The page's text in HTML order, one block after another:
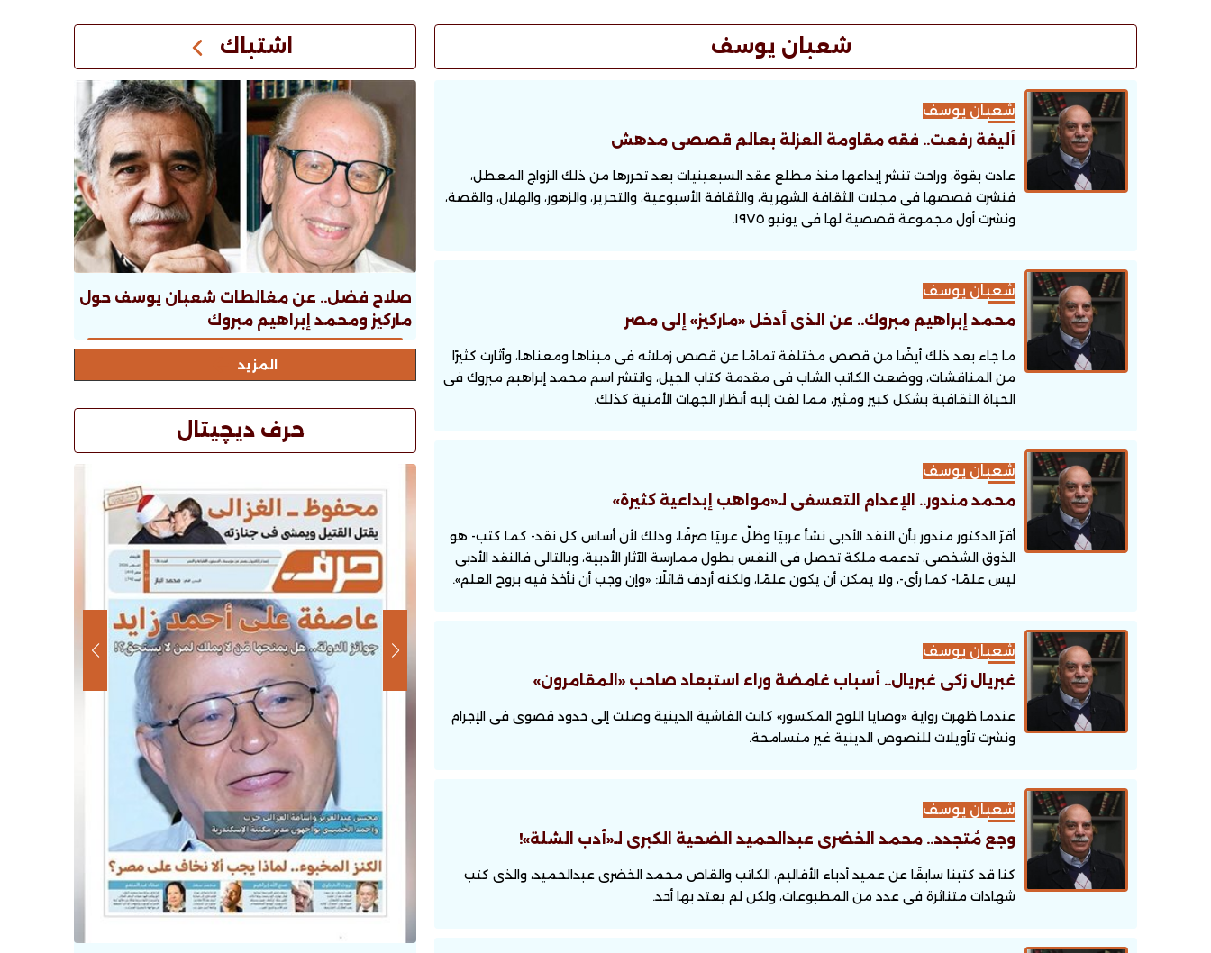
شعبان يوسف
شعبان يوسف
أليفة رفعت.. فقه مقاومة العزلة بعالم قصصى مدهش
عادت بقوة، وراحت تنشر إبداعها منذ مطلع عقد السبعينيات بعد تحررها من ذلك الزواج المعطل،
فنشرت قصصها فى مجلات الثقافة الشهرية، والثقافة الأسبوعية، والتحرير، والزهور، والهلال، والقصة،
ونشرت أول مجموعة قصصية لها فى يونيو ١٩٧٥.
شعبان يوسف
محمد إبراهيم مبروك.. عن الذى أدخل «ماركيز» إلى مصر
ما جاء بعد ذلك أيضًا من قصص مختلفة تمامًا عن قصص زملائه فى مبناها ومعناها، وأثارت كثيرًا
من المناقشات، ووضعت الكاتب الشاب فى مقدمة كتاب الجيل، وانتشر اسم محمد إبراهبم مبروك فى
الحياة الثقافية بشكل كبير ومثير، مما لفت إليه أنظار الجهات الأمنية كذلك.
شعبان يوسف
محمد مندور.. الإعدام التعسفى لـ«مواهب إبداعية كثيرة»
أقرّ الدكتور مندور بأن النقد الأدبى نشأ عربيًا وظلّ عربيًا صرفًا، وذلك لأن أساس كل نقد- كما كتب- هو
الذوق الشخصى، تدعمه ملكة تحصل فى النفس بطول ممارسة الآثار الأدبية، وبالتالى فالنقد الأدبى
ليس علمًا- كما رأى-، ولا يمكن أن يكون علمًا، ولكنه أردف قائلًا: «وإن وجب أن نأخذ فيه بروح العلم».
شعبان يوسف
غبريال زكى غبريال.. أسباب غامضة وراء استبعاد صاحب «المقامرون»
عندما ظهرت رواية «وصايا اللوح المكسور» كانت الفاشية الدينية وصلت إلى حدود قصوى فى الإجرام
ونشرت تأويلات للنصوص الدينية غير متسامحة.
شعبان يوسف
وجع مُتجدد.. محمد الخضرى عبدالحميد الضحية الكبرى لـ«أدب الشلة»!
كنا قد كتبنا سابقًا عن عميد أدباء الأقاليم، الكاتب والقاص محمد الخضرى عبدالحميد، والذى كتب
شهادات متناثرة فى عدد من المطبوعات، ولكن لم يعتد بها أحد.
اشتباك
صلاح فضل.. عن مغالطات شعبان يوسف حول
ماركيز ومحمد إبراهيم مبروك
المزيد
حرف ديچيتال